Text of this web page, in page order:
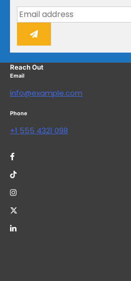
Reach Out
Email
info@example.com
Phone
+1 555 4321 098